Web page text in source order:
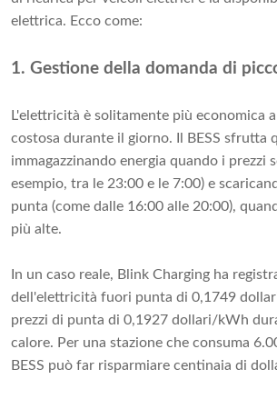
elettrica. Ecco come:
1. Gestione della domanda di
L'elettricità è solitamente più economica
costosa durante il giorno. Il BESS sfrutta
immagazzinando energia quando i prezzi
esempio, tra le 23:00 e le 7:00) e
punta (come dalle 16:00 alle 20:00),
più alte.
In un caso reale, Blink Charging ha
dell'elettricità fuori punta di 0,1749
prezzi di punta di 0,1927 dollari/kWh
calore. Per una stazione che consuma
BESS può far risparmiare centinaia di